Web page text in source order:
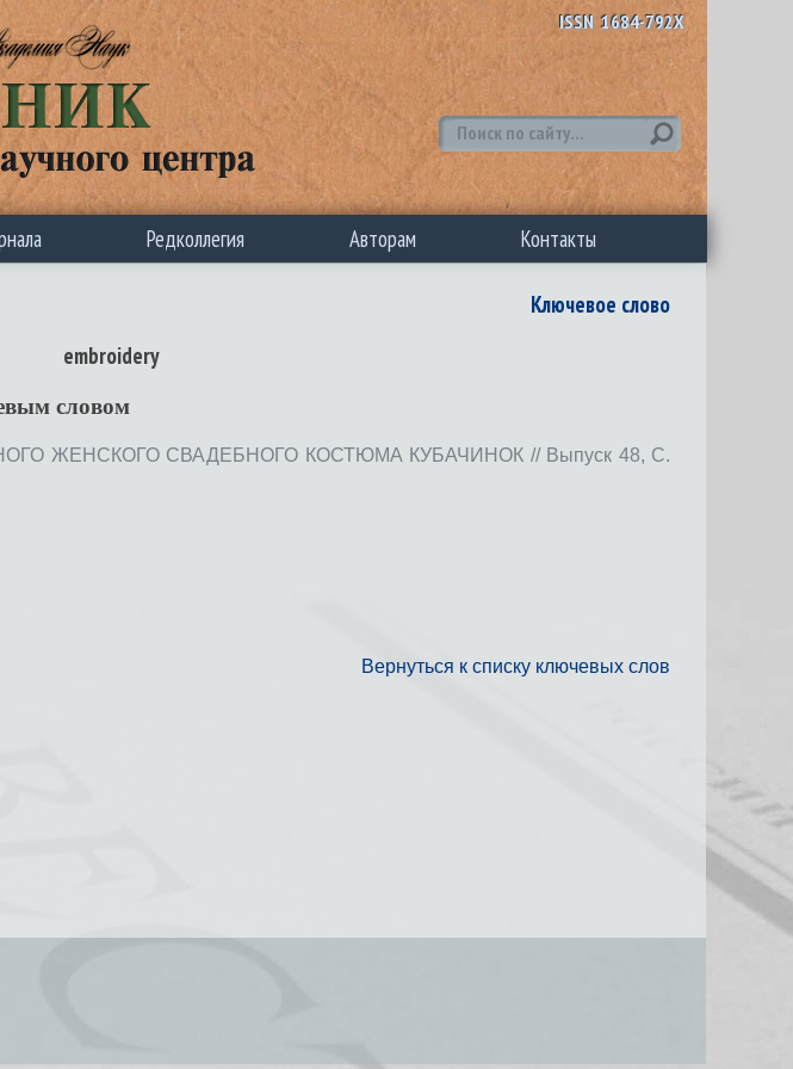
ISSN 1684-792X
Редколлегия Авторам Контакты
Ключевое слово
embroidery
словом
ЖЕНСКОГО СВАДЕБНОГО КОСТЮМА КУБАЧИНОК // Выпуск 48, С.
Вернуться к списку ключевых слов